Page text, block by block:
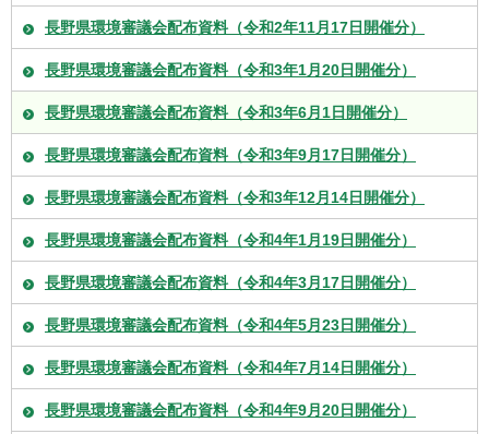
長野県環境審議会配布資料（令和2年11月17日開催分）
長野県環境審議会配布資料（令和3年1月20日開催分）
長野県環境審議会配布資料（令和3年6月1日開催分）
長野県環境審議会配布資料（令和3年9月17日開催分）
長野県環境審議会配布資料（令和3年12月14日開催分）
長野県環境審議会配布資料（令和4年1月19日開催分）
長野県環境審議会配布資料（令和4年3月17日開催分）
長野県環境審議会配布資料（令和4年5月23日開催分）
長野県環境審議会配布資料（令和4年7月14日開催分）
長野県環境審議会配布資料（令和4年9月20日開催分）